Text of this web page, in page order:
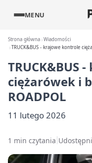
MENU
Strona główna Wiadomości
TRUCK&BUS - krajowe kontrole
TRUCK&BUS
ciężarówek i
ROADPOL
11 lutego 2026
1 min czytania